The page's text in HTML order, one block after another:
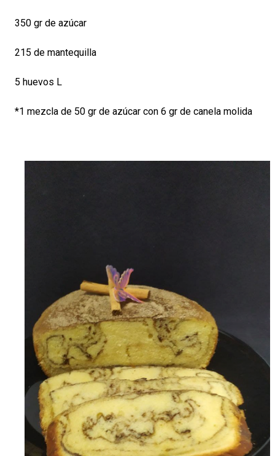
350 gr de azúcar
215 de mantequilla
5 huevos L
*1 mezcla de 50 gr de azúcar con 6 gr de canela molida